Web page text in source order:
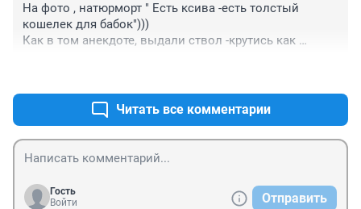
На фото , натюрморт " Есть ксива -есть толстый
кошелек для бабок")))
Как в том анекдоте, выдали ствол -крутись как
Читать все комментарии
Гость
Войти
Отправить